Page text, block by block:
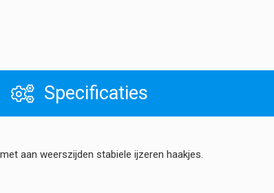
Specificaties
aan weerszijden stabiele ijzeren haakjes.